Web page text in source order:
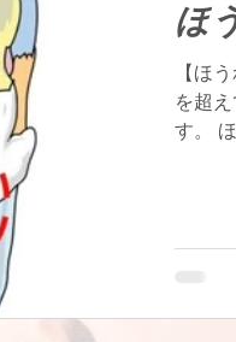
ほ
【ほ
を超
す。